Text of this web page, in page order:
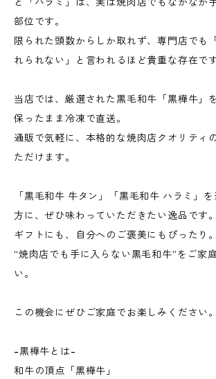
部位です。
限られた頭数からしか取れず、専門店でも
れられない」と言われるほど貴重な存在です
当店では、厳選された黒毛和牛「黒樺牛」
保ったまま冷凍で直送。
通販で気軽に、本格的な焼肉店クオリティ
ただけます。
「黒毛和牛 牛タン」「黒毛和牛 ハラミ」
方に、ぜひ味わっていただきたい逸品です。
ギフトにも、自分へのご褒美にもぴったり。
“焼肉店でも手に入らない黒毛和牛”をご家
い。
この機会にぜひご家庭でお楽しみください。
-黒樺牛とは-
和牛の頂点「黒樺牛」